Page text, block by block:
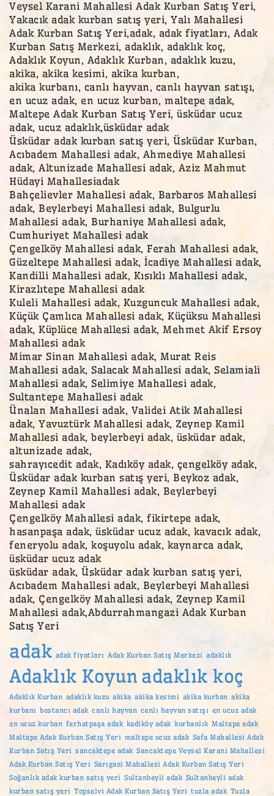
Veysel Karani Mahallesi Adak Kurban Satış Yeri,
Yakacık adak kurban satış yeri, Yalı Mahallesi
Adak Kurban Satış Yeri,adak, adak fiyatları, Adak
Kurban Satış Merkezi, adaklık, adaklık koç,
Adaklık Koyun, Adaklık Kurban, adaklık kuzu,
akika, akika kesimi, akika kurban,
akika kurbanı, canlı hayvan, canlı hayvan satışı,
en ucuz adak, en ucuz kurban, maltepe adak,
Maltepe Adak Kurban Satış Yeri, üsküdar ucuz
adak, ucuz adaklık,üsküdar adak
Üsküdar adak kurban satış yeri, Üsküdar Kurban,
Acıbadem Mahallesi adak, Ahmediye Mahallesi
adak, Altunizade Mahallesi adak, Aziz Mahmut
Hüdayi Mahallesiadak
Bahçelievler Mahallesi adak, Barbaros Mahallesi
adak, Beylerbeyi Mahallesi adak, Bulgurlu
Mahallesi adak, Burhaniye Mahallesi adak,
Cumhuriyet Mahallesi adak
Çengelköy Mahallesi adak, Ferah Mahallesi adak,
Güzeltepe Mahallesi adak, İcadiye Mahallesi adak,
Kandilli Mahallesi adak, Kısıklı Mahallesi adak,
Kirazlıtepe Mahallesi adak
Kuleli Mahallesi adak, Kuzguncuk Mahallesi adak,
Küçük Çamlıca Mahallesi adak, Küçüksu Mahallesi
adak, Küplüce Mahallesi adak, Mehmet Akif Ersoy
Mahallesi adak
Mimar Sinan Mahallesi adak, Murat Reis
Mahallesi adak, Salacak Mahallesi adak, Selamiali
Mahallesi adak, Selimiye Mahallesi adak,
Sultantepe Mahallesi adak
Ünalan Mahallesi adak, Validei Atik Mahallesi
adak, Yavuztürk Mahallesi adak, Zeynep Kamil
Mahallesi adak, beylerbeyi adak, üsküdar adak,
altunizade adak,
sahrayıcedit adak, Kadıköy adak, çengelköy adak,
Üsküdar adak kurban satış yeri, Beykoz adak,
Zeynep Kamil Mahallesi adak, Beylerbeyi
Mahallesi adak
Çengelköy Mahallesi adak, fikirtepe adak,
hasanpaşa adak, üsküdar ucuz adak, kavacık adak,
feneryolu adak, koşuyolu adak, kaynarca adak,
üsküdar ucuz adak
üsküdar adak, Üsküdar adak kurban satış yeri,
Acıbadem Mahallesi adak, Beylerbeyi Mahallesi
adak, Çengelköy Mahallesi adak, Zeynep Kamil
Mahallesi adak,Abdurrahmangazi Adak Kurban
Satış Yeri
adak adak fiyatları Adak Kurban Satış Merkezi adaklık
Adaklık Koyun adaklık koç
Adaklık Kurban adaklık kuzu akika akika kesimi akika kurban akika
kurbanı bostancı adak canlı hayvan canlı hayvan satışı en ucuz adak
en ucuz kurban ferhatpaşa adak kadiköy adak kurbanlık Maltepe adak
Maltepe Adak Kurban Satış Yeri maltepe ucuz adak Safa Mahallesi Adak
Kurban Satış Yeri sancaktepe adak Sancaktepe Veysel Karani Mahallesi
Adak Kurban Satış Yeri Sarıgazi Mahallesi Adak Kurban Satış Yeri
Soğanlık adak kurban satış yeri Sultanbeyli adak Sultanbeyli adak
kurban satış yeri Topselvi Adak Kurban Satış Yeri tuzla adak Tuzla